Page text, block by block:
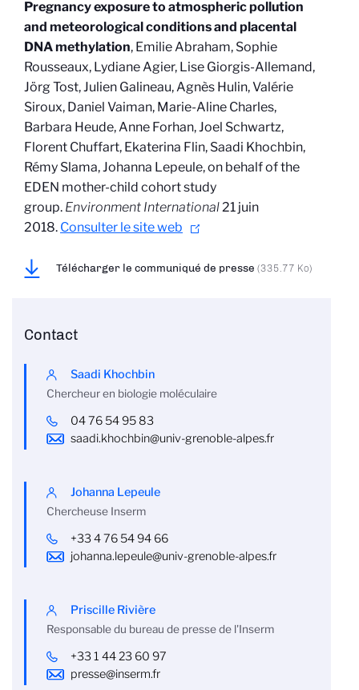
Pregnancy exposure to atmospheric pollution
and meteorological conditions and placental
DNA methylation, Emilie Abraham, Sophie
Rousseaux, Lydiane Agier, Lise Giorgis-Allemand,
Jörg Tost, Julien Galineau, Agnès Hulin, Valérie
Siroux, Daniel Vaiman, Marie-Aline Charles,
Barbara Heude, Anne Forhan, Joel Schwartz,
Florent Chuffart, Ekaterina Flin, Saadi Khochbin,
Rémy Slama, Johanna Lepeule, on behalf of the
EDEN mother-child cohort study
group. Environment International21 juin
2018. Consulter le site web
Télécharger le communiqué de presse (335.77 Ko)
Contact
Saadi Khochbin
Chercheur en biologie moléculaire
04 76 54 95 83
saadi.khochbin@univ-grenoble-alpes.fr
Johanna Lepeule
Chercheuse Inserm
+33 4 76 54 94 66
johanna.lepeule@univ-grenoble-alpes.fr
Priscille Rivière
Responsable du bureau de presse de l'Inserm
+33 1 44 23 60 97
presse@inserm.fr